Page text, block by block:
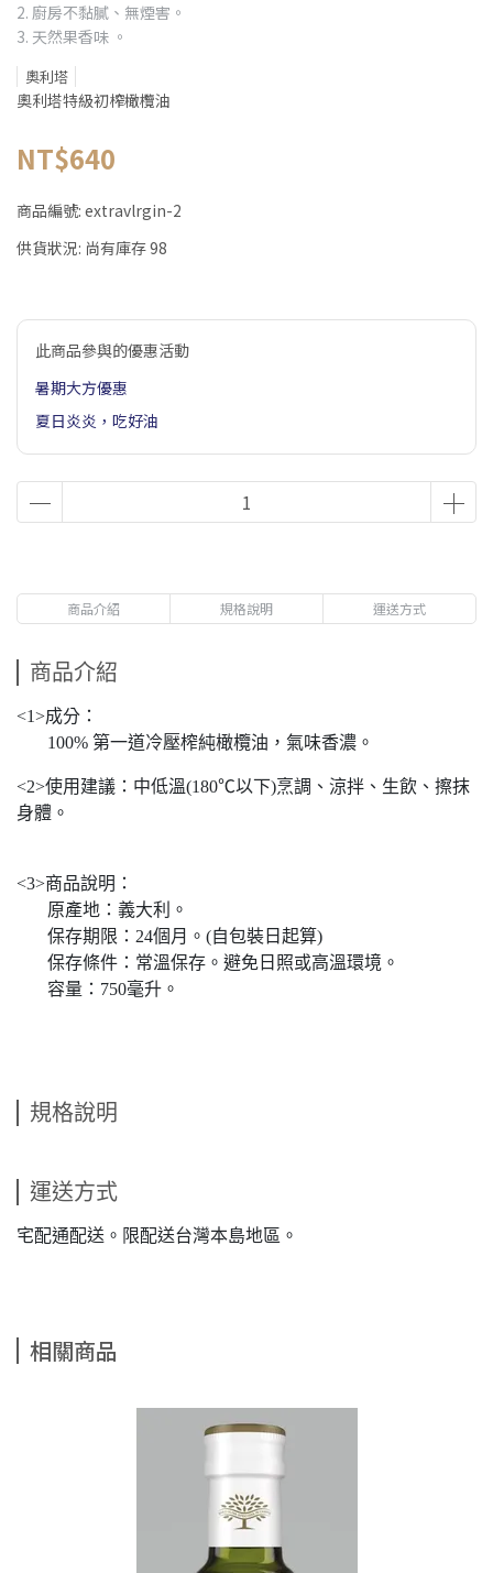
2. 廚房不黏膩、無煙害。
3. 天然果香味 。
奧利塔
奧利塔特級初榨橄欖油
NT$640
商品編號: extravlrgin-2
供貨狀況: 尚有庫存 98
此商品參與的優惠活動
暑期大方優惠
夏日炎炎，吃好油
商品介紹 規格說明 運送方式
商品介紹
<1>成分：
100% 第一道冷壓榨純橄欖油，氣味香濃。
<2>使用建議：中低溫(180℃以下)烹調、涼拌、生飲、擦抹
身體。
<3>商品說明：
原產地：義大利。
保存期限：24個月。(自包裝日起算)
保存條件：常溫保存。避免日照或高溫環境。
容量：750毫升。
規格說明
運送方式
宅配通配送。限配送台灣本島地區。
相關商品